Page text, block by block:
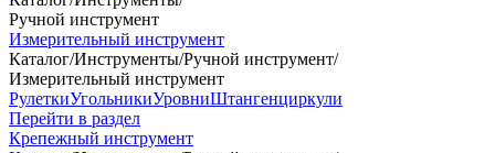
Ручной инструмент
Измерительный инструмент
Каталог/Инструменты/Ручной инструмент/
Измерительный инструмент
РулеткиУгольникиУровниШтангенциркули
Перейти в раздел
Крепежный инструмент